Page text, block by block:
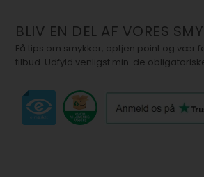
BLIV EN DEL AF VORES
Få tips om smykker, optjen point og vær
tilbud. Udfyld venligst min. de